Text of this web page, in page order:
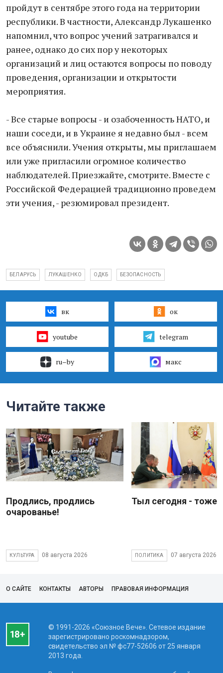
пройдут в сентябре этого года на территории
республики. В частности, Александр Лукашенко
напомнил, что вопрос учений затрагивался и
ранее, однако до сих пор у некоторых
организаций и лиц остаются вопросы по поводу
проведения, организации и открытости
мероприятия.
- Все старые вопросы - и озабоченность НАТО, и
наши соседи, и в Украине я недавно был - всем
все объяснили. Учения открыты, мы приглашаем
или уже пригласили огромное количество
наблюдателей. Приезжайте, смотрите. Вместе с
Российской Федерацией традиционно проведем
эти учения, - резюмировал президент.
БЕЛАРУСЬ ЛУКАШЕНКО ОДКБ БЕЗОПАСНОСТЬ
вк ок
youtube telegram
ru–by макс
Читайте также
Продлись, продлись
очарованье!
КУЛЬТУРА 08 августа 2026
Тыл сегодня - тоже
ПОЛИТИКА 07 августа 2026
О САЙТЕ КОНТАКТЫ АВТОРЫ ПРАВОВАЯ ИНФОРМАЦИЯ
© 1991-2026 «Союзное Вече». Сетевое издание
зарегистрировано роскомнадзором,
свидетельство эл № фc77-52606 от 25 января
2013 года.